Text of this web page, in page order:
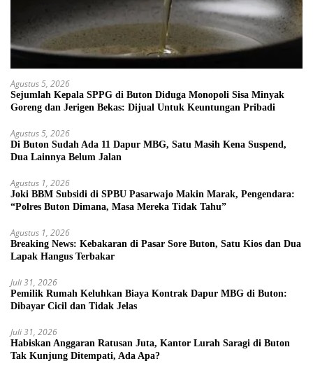
Agustus 5, 2026
Sejumlah Kepala SPPG di Buton Diduga Monopoli Sisa Minyak
Goreng dan Jerigen Bekas: Dijual Untuk Keuntungan Pribadi
Agustus 5, 2026
Di Buton Sudah Ada 11 Dapur MBG, Satu Masih Kena Suspend,
Dua Lainnya Belum Jalan
Agustus 1, 2026
Joki BBM Subsidi di SPBU Pasarwajo Makin Marak, Pengendara:
“Polres Buton Dimana, Masa Mereka Tidak Tahu”
Agustus 1, 2026
Breaking News: Kebakaran di Pasar Sore Buton, Satu Kios dan Dua
Lapak Hangus Terbakar
Juli 31, 2026
Pemilik Rumah Keluhkan Biaya Kontrak Dapur MBG di Buton:
Dibayar Cicil dan Tidak Jelas
Juli 31, 2026
Habiskan Anggaran Ratusan Juta, Kantor Lurah Saragi di Buton
Tak Kunjung Ditempati, Ada Apa?